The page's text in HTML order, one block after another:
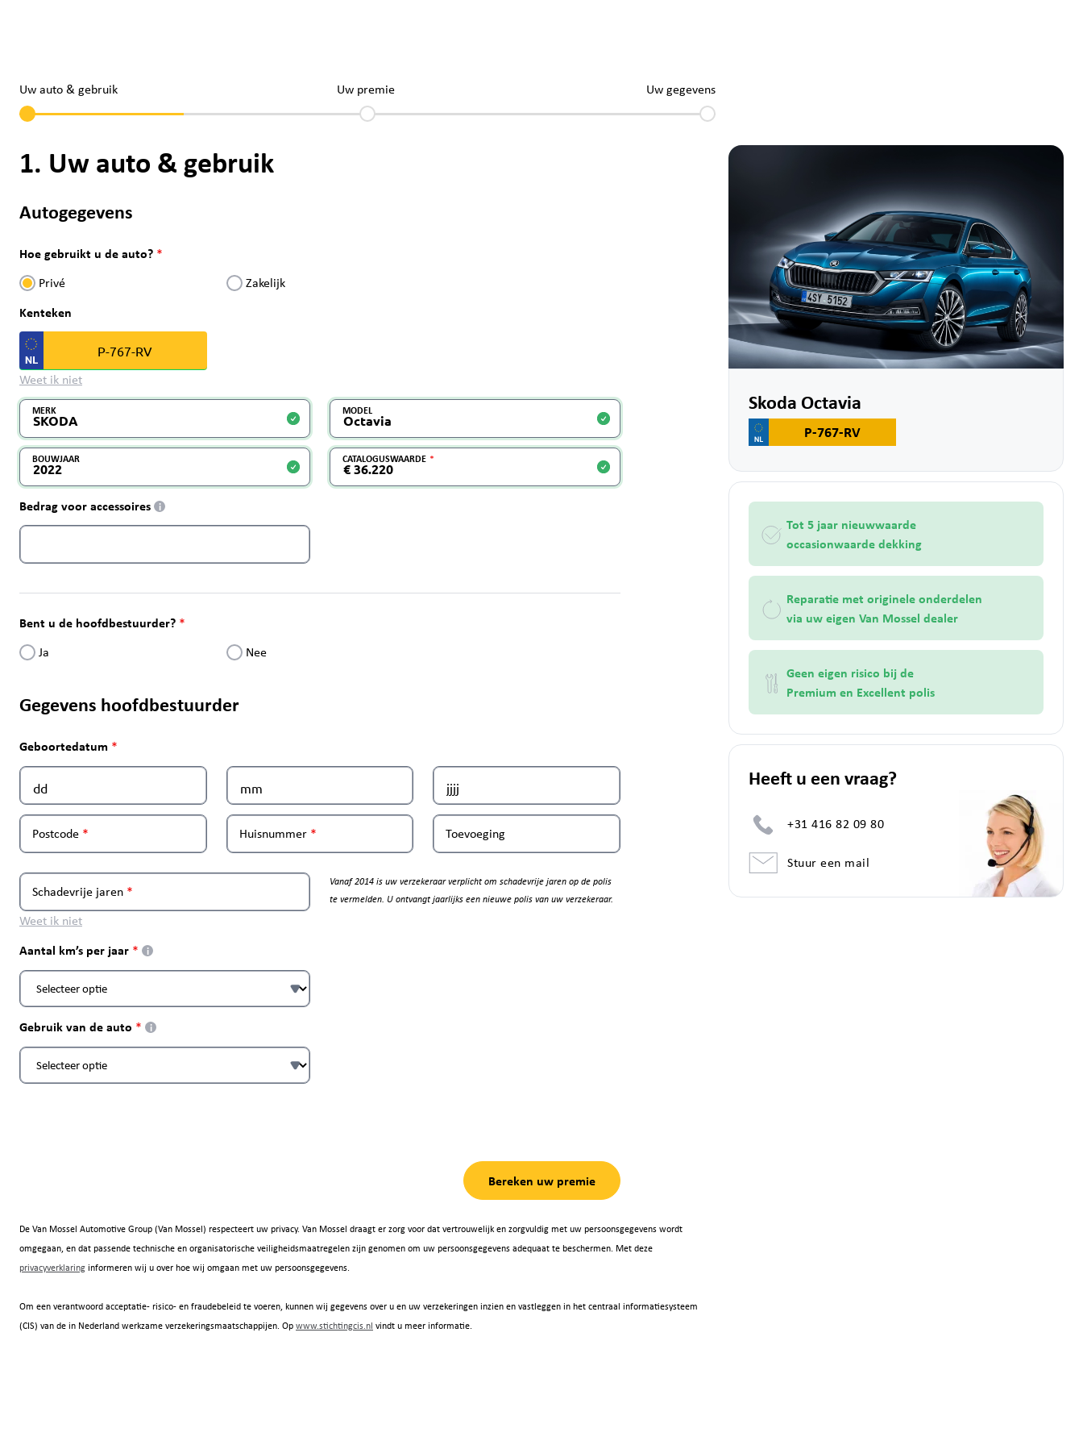
Uw auto & gebruik Uw premie Uw gegevens
1. Uw auto & gebruik
Autogegevens
Hoe gebruikt u de auto?
Privé Zakelijk
Kenteken
Weet ik niet
MERK MODEL
BOUWJAAR CATALOGUSWAARDE
Bedrag voor accessoires i
Bent u de hoofdbestuurder?
Ja Nee
Gegevens hoofdbestuurder
Geboortedatum
Postcode Huisnummer Toevoeging
Schadevrije jaren
Weet ik niet
Vanaf 2014 is uw verzekeraar verplicht om schadevrije jaren op de polis
te vermelden. U ontvangt jaarlijks een nieuwe polis van uw verzekeraar.
Aantal km’s per jaar i
Gebruik van de auto i
Bereken uw premie
De Van Mossel Automotive Group (Van Mossel) respecteert uw privacy. Van Mossel draagt er zorg voor dat vertrouwelijk en zorgvuldig met uw persoonsgegevens wordt
omgegaan, en dat passende technische en organisatorische veiligheidsmaatregelen zijn genomen om uw persoonsgegevens adequaat te beschermen. Met deze
privacyverklaringinformeren wij u over hoe wij omgaan met uw persoonsgegevens.
Om een verantwoord acceptatie- risico- en fraudebeleid te voeren, kunnen wij gegevens over u en uw verzekeringen inzien en vastleggen in het centraal informatiesysteem
(CIS) van de in Nederland werkzame verzekeringsmaatschappijen. Opwww.stichtingcis.nl vindt u meer informatie.
Skoda Octavia
P-767-RV
Tot 5 jaar nieuwwaarde
occasionwaarde dekking
Reparatie met originele onderdelen
via uw eigen Van Mossel dealer
Geen eigen risico bij de
Premium en Excellent polis
Heeft u een vraag?
+31 416 82 09 80
Stuur een mail